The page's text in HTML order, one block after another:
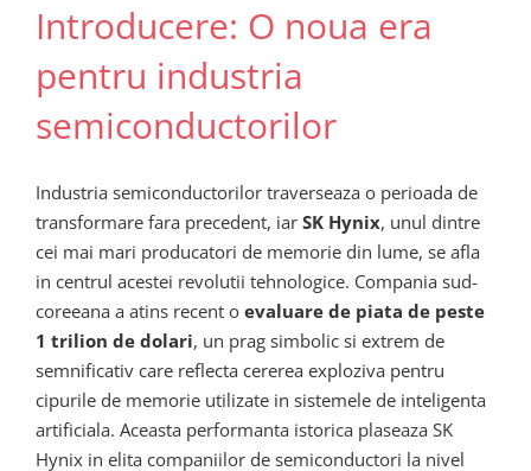
Introducere: O noua era
pentru industria
semiconductorilor
Industria semiconductorilor traverseaza o perioada de
transformare fara precedent, iar SK Hynix, unul dintre
cei mai mari producatori de memorie din lume, se afla
in centrul acestei revolutii tehnologice. Compania sud-
coreeana a atins recent o evaluare de piata de peste
1 trilion de dolari, un prag simbolic si extrem de
semnificativ care reflecta cererea exploziva pentru
cipurile de memorie utilizate in sistemele de inteligenta
artificiala. Aceasta performanta istorica plaseaza SK
Hynix in elita companiilor de semiconductori la nivel